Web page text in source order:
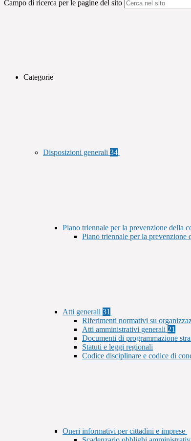
Campo di ricerca per le pagine del sito
Categorie
Disposizioni generali 34
Piano triennale per la prevenzione della
Piano triennale per la prevenzione
Atti generali 31
Riferimenti normativi su
Atti amministrativi generali 21
Documenti di programmazione
Statuti e leggi regionali
Codice disciplinare e codice di
Oneri informativi per cittadini e imprese